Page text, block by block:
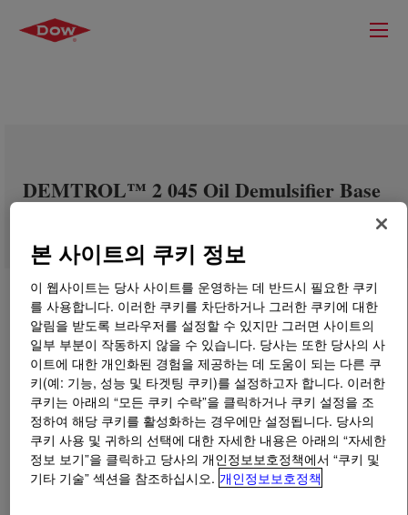
DEMTROL™ 2 045 Oil Demulsifier Base
무엇입니까 DEMTROL™ 2 045 Oil Demulsifier Base
A demulsifier base that can quickly reduce water-in-oil
본 사이트의 쿠키 정보
이 웹사이트는 당사 사이트를 운영하는 데 반드시 필요한 쿠키
를 사용합니다. 이러한 쿠키를 차단하거나 그러한 쿠키에 대한
알림을 받도록 브라우저를 설정할 수 있지만 그러면 사이트의
일부 부분이 작동하지 않을 수 있습니다. 당사는 또한 당사의 사
이트에 대한 개인화된 경험을 제공하는 데 도움이 되는 다른 쿠
키(예: 기능, 성능 및 타겟팅 쿠키)를 설정하고자 합니다. 이러한
쿠키는 아래의 “모든 쿠키 수락”을 클릭하거나 쿠키 설정을 조
정하여 해당 쿠키를 활성화하는 경우에만 설정됩니다. 당사의
쿠키 사용 및 귀하의 선택에 대한 자세한 내용은 아래의 “자세한
정보 보기”을 클릭하고 당사의 개인정보보호정책에서 “쿠키 및
기타 기술” 섹션을 참조하십시오. 개인정보보호정책